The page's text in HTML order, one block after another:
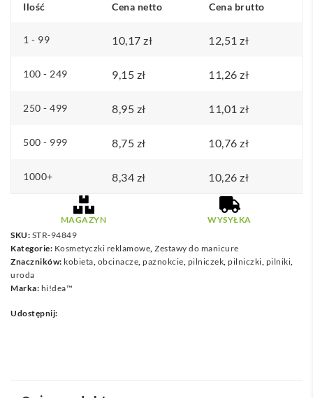
Ilość Cena netto Cena brutto
1 - 99 10,17 zł 12,51 zł
100 - 249 9,15 zł 11,26 zł
250 - 499 8,95 zł 11,01 zł
500 - 999 8,75 zł 10,76 zł
1000+ 8,34 zł 10,26 zł
MAGAZYN
WYSYŁKA
SKU: STR-94849
Kategorie: Kosmetyczki reklamowe, Zestawy do manicure
Znaczników: kobieta, obcinacze, paznokcie, pilniczek, pilniczki, pilniki,
uroda
Marka: hi!dea™
Udostępnij: